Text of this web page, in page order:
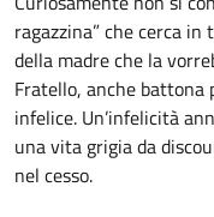
ragazzina” che cerca
della madre che la
Fratello, anche
infelice. Un’infelicità
una vita grigia da
nel cesso.